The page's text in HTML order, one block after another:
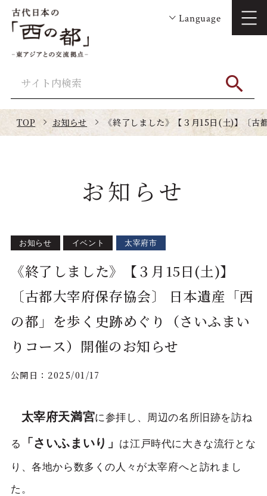
Language
TOP お知らせ 《終了しました》【３月15日(土)】〔
お知らせ
お知らせ イベント 太宰府市
《終了しました》【３月15日(土)】
〔古都大宰府保存協会〕 日本遺産「西
の都」を歩く史跡めぐり（さいふまい
りコース）開催のお知らせ
公開日： 2025/01/17
太宰府天満宮に参拝し、周辺の名所旧跡を訪ね
る 「さいふまいり」 は江戸時代に大きな流行とな
り、各地から数多くの人々が太宰府へと訪れまし
た。